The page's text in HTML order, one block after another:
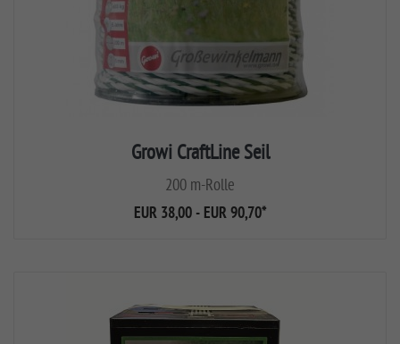
Growi CraftLine Seil
200 m-Rolle
EUR 38,00 - EUR 90,70*